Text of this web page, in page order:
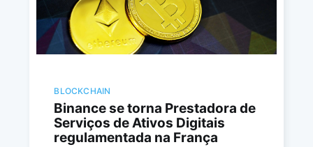
BLOCKCHAIN
Binance se torna Prestadora de
Serviços de Ativos Digitais
regulamentada na França